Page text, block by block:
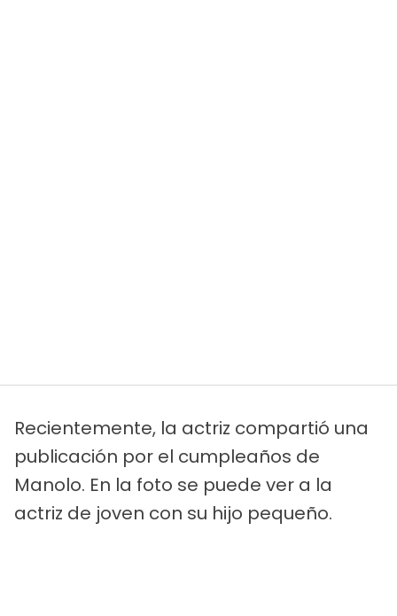
Recientemente, la actriz compartió una
publicación por el cumpleaños de
Manolo. En la foto se puede ver a la
actriz de joven con su hijo pequeño.